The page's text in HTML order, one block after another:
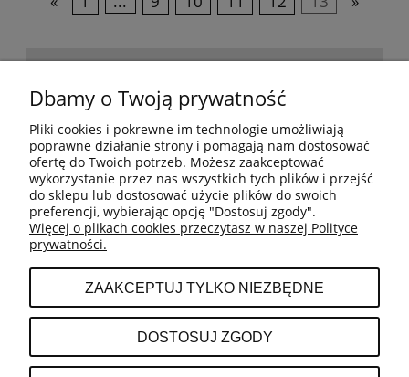
BESTSELLERY
MOJE KONTO
INFORMACJE
Dbamy o Twoją prywatność
Pliki cookies i pokrewne im technologie umożliwiają
poprawne działanie strony i pomagają nam dostosować
ofertę do Twoich potrzeb. Możesz zaakceptować
wykorzystanie przez nas wszystkich tych plików i przejść
do sklepu lub dostosować użycie plików do swoich
preferencji, wybierając opcję "Dostosuj zgody".
Więcej o plikach cookies przeczytasz w naszej Polityce
prywatności.
ZAAKCEPTUJ TYLKO NIEZBĘDNE
DOSTOSUJ ZGODY